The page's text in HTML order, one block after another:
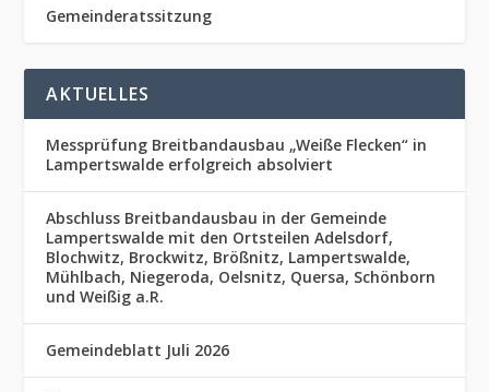
Gemeinderatssitzung
AKTUELLES
Messprüfung Breitbandausbau „Weiße Flecken“ in
Lampertswalde erfolgreich absolviert
Abschluss Breitbandausbau in der Gemeinde
Lampertswalde mit den Ortsteilen Adelsdorf,
Blochwitz, Brockwitz, Brößnitz, Lampertswalde,
Mühlbach, Niegeroda, Oelsnitz, Quersa, Schönborn
und Weißig a.R.
Gemeindeblatt Juli 2026